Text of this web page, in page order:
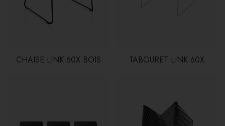
CHAISE LINK 60X BOIS TABOURET LINK 60X